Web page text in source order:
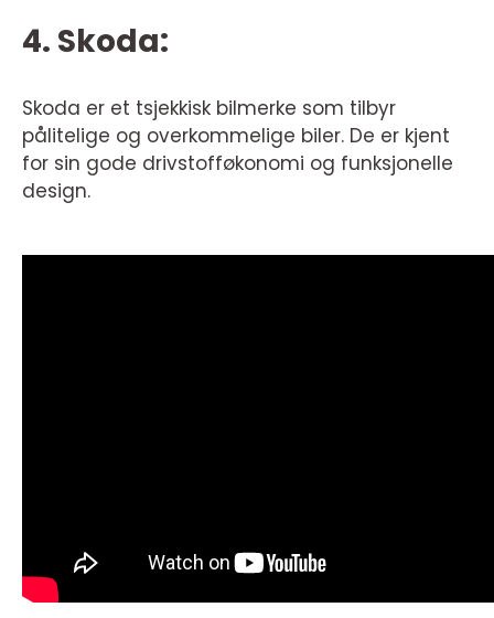
4. Skoda:
Skoda er et tsjekkisk bilmerke som tilbyr
pålitelige og overkommelige biler. De er kjent
for sin gode drivstofføkonomi og funksjonelle
design.